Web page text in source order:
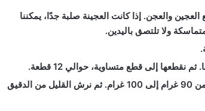
والعجن. إذا كانت العجينة صلبة جدًا، يمكننا
ولا تلتصق باليدين.
إلى قطع متساوية، حوالي 12 قطعة.
نلف كل قطعة على شكل كرات ناعمة، حيث يزن كل رغيف تقريبًا من 90 غرام إلى 100 غرام. ثم نرش القليل من الدقيق